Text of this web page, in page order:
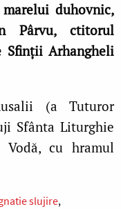
duhovnic,
Pârvu, ctitorul
Sfinții Arhangheli
(a Tuturor
Sfânta Liturghie
cu hramul
slujire